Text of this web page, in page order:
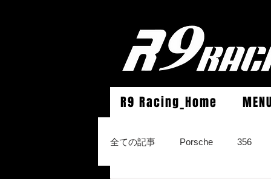
R9 Racing_Home
全ての記事 Porsche 356